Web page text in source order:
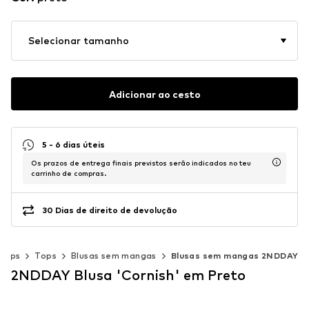
Selecionar tamanho
Adicionar ao cesto
5 - 6 dias úteis
Os prazos de entrega finais previstos serão indicados no teu
carrinho de compras.
30 Dias de direito de devolução
Tops Blusas sem mangas Blusas sem mangas 2NDDAY
2NDDAY Blusa 'Cornish' em Preto